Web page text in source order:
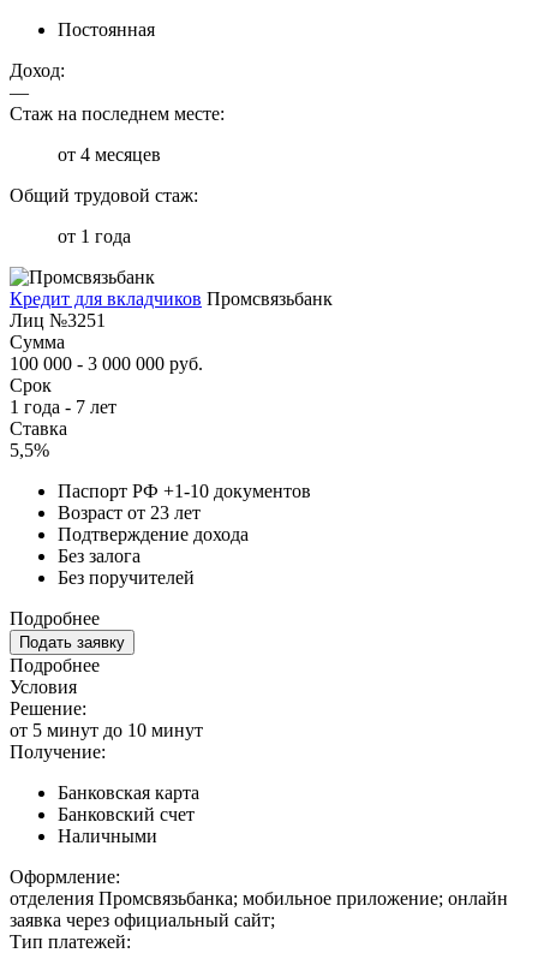
Постоянная
Доход:
—
Стаж на последнем месте:
от 4 месяцев
Общий трудовой стаж:
от 1 года
Кредит для вкладчиков Промсвязьбанк
Лиц №3251
Сумма
100 000 - 3 000 000 руб.
Срок
1 года - 7 лет
Ставка
5,5%
Паспорт РФ +1-10 документов
Возраст от 23 лет
Подтверждение дохода
Без залога
Без поручителей
Подробнее
Подать заявку
Подробнее
Условия
Решение:
от 5 минут до 10 минут
Получение:
Банковская карта
Банковский счет
Наличными
Оформление:
отделения Промсвязьбанка; мобильное приложение; онлайн
заявка через официальный сайт;
Тип платежей: